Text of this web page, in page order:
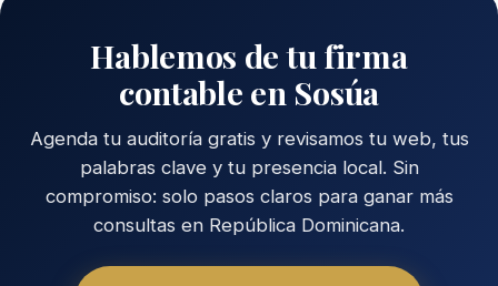
Hablemos de tu firma
contable en Sosúa
Agenda tu auditoría gratis y revisamos tu web, tus
palabras clave y tu presencia local. Sin
compromiso: solo pasos claros para ganar más
consultas en República Dominicana.